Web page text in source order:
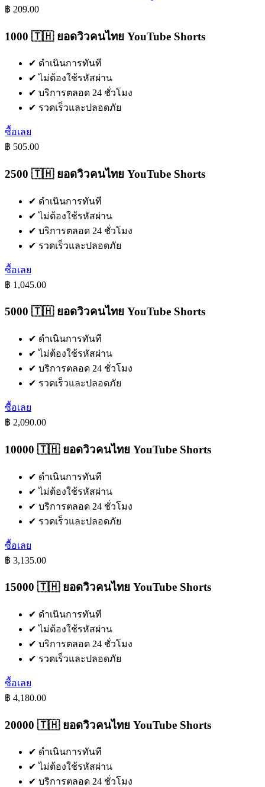
฿ 209.00
1000 🇹🇭 ยอดวิวคนไทย YouTube Shorts
✔ ดำเนินการทันที
✔ ไม่ต้องใช้รหัสผ่าน
✔ บริการตลอด 24 ชั่วโมง
✔ รวดเร็วและปลอดภัย
ซื้อเลย
฿ 505.00
2500 🇹🇭 ยอดวิวคนไทย YouTube Shorts
✔ ดำเนินการทันที
✔ ไม่ต้องใช้รหัสผ่าน
✔ บริการตลอด 24 ชั่วโมง
✔ รวดเร็วและปลอดภัย
ซื้อเลย
฿ 1,045.00
5000 🇹🇭 ยอดวิวคนไทย YouTube Shorts
✔ ดำเนินการทันที
✔ ไม่ต้องใช้รหัสผ่าน
✔ บริการตลอด 24 ชั่วโมง
✔ รวดเร็วและปลอดภัย
ซื้อเลย
฿ 2,090.00
10000 🇹🇭 ยอดวิวคนไทย YouTube Shorts
✔ ดำเนินการทันที
✔ ไม่ต้องใช้รหัสผ่าน
✔ บริการตลอด 24 ชั่วโมง
✔ รวดเร็วและปลอดภัย
ซื้อเลย
฿ 3,135.00
15000 🇹🇭 ยอดวิวคนไทย YouTube Shorts
✔ ดำเนินการทันที
✔ ไม่ต้องใช้รหัสผ่าน
✔ บริการตลอด 24 ชั่วโมง
✔ รวดเร็วและปลอดภัย
ซื้อเลย
฿ 4,180.00
20000 🇹🇭 ยอดวิวคนไทย YouTube Shorts
✔ ดำเนินการทันที
✔ ไม่ต้องใช้รหัสผ่าน
✔ บริการตลอด 24 ชั่วโมง